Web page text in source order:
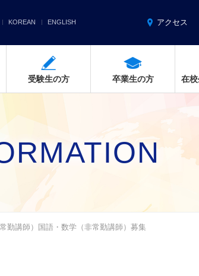
KOREAN ENGLISH アクセス
受験生の方 卒業生の方 在
講師）国語・数学（非常勤講師）募集